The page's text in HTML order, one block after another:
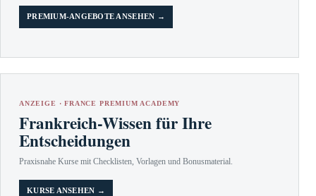
PREMIUM-ANGEBOTE ANSEHEN →
ANZEIGE · FRANCE PREMIUM ACADEMY
Frankreich-Wissen für Ihre
Entscheidungen
Praxisnahe Kurse mit Checklisten, Vorlagen und Bonusmaterial.
KURSE ANSEHEN →